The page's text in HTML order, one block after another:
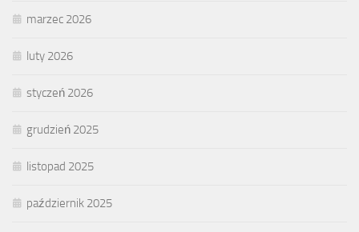
marzec 2026
luty 2026
styczeń 2026
grudzień 2025
listopad 2025
październik 2025